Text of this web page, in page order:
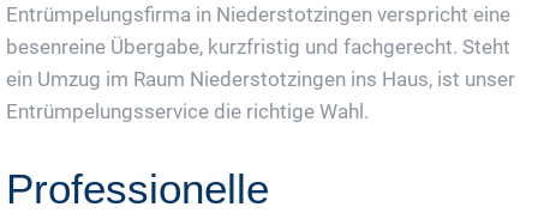
Entrümpelungsfirma in Niederstotzingen verspricht eine
besenreine Übergabe, kurzfristig und fachgerecht. Steht
ein Umzug im Raum Niederstotzingen ins Haus, ist unser
Entrümpelungsservice die richtige Wahl.
Professionelle